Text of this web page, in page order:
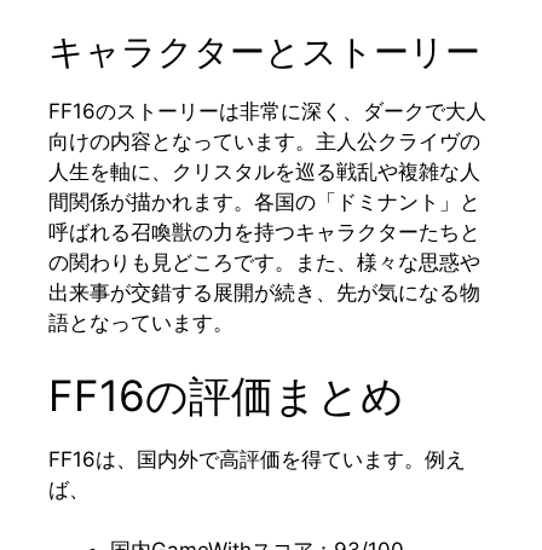
キャラクターとストーリー
FF16のストーリーは非常に深く、ダークで大人
向けの内容となっています。主人公クライヴの
人生を軸に、クリスタルを巡る戦乱や複雑な人
間関係が描かれます。各国の「ドミナント」と
呼ばれる召喚獣の力を持つキャラクターたちと
の関わりも見どころです。また、様々な思惑や
出来事が交錯する展開が続き、先が気になる物
語となっています。
FF16の評価まとめ
FF16は、国内外で高評価を得ています。例え
ば、